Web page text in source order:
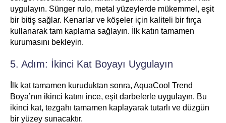
uygulayın. Sünger rulo, metal yüzeylerde mükemmel, eşit
bir bitiş sağlar. Kenarlar ve köşeler için kaliteli bir fırça
kullanarak tam kaplama sağlayın. İlk katın tamamen
kurumasını bekleyin.
5. Adım: İkinci Kat Boyayı Uygulayın
İlk kat tamamen kuruduktan sonra, AquaCool Trend
Boya’nın ikinci katını ince, eşit darbelerle uygulayın. Bu
ikinci kat, tezgahı tamamen kaplayarak tutarlı ve düzgün
bir yüzey sunacaktır.